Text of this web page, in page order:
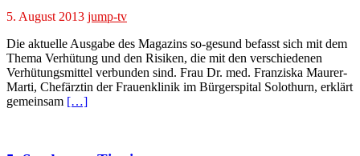
5. August 2013 jump-tv
Die aktuelle Ausgabe des Magazins so-gesund befasst sich mit dem
Thema Verhütung und den Risiken, die mit den verschiedenen
Verhütungsmittel verbunden sind. Frau Dr. med. Franziska Maurer-
Marti, Chefärztin der Frauenklinik im Bürgerspital Solothurn, erklärt
gemeinsam […]